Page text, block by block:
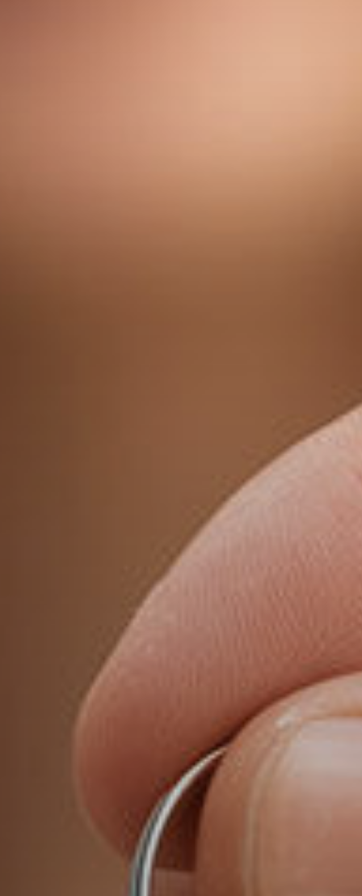
Modificar cookies
Técnicas y funcionales
Este sitio web utiliza Cookies propias para recopilar
información con la finalidad de mejorar nuestros servicios.
Si continua navegando, supone la aceptación de la